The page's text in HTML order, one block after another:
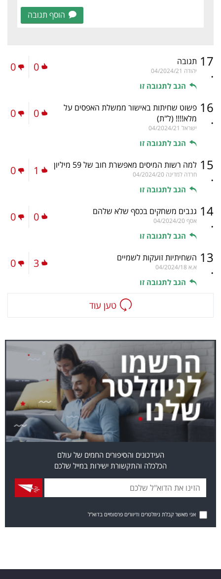
הוסף תגובה
17
.
תגובה
יהודה 04/2024/21
הגב לתגובה זו
0
0
16
.
פשוט שחיתות באישור ממשלת האפסים על
מלא!!!! (ל"ת)
ישראל 04/2024/21
הגב לתגובה זו
0
0
15
.
למה רשות המיסים מאפשרת חוב של 59 מיליון
חרדה למדינה 04/2024/20
הגב לתגובה זו
1
0
14
.
גנבים משחקים בכסף שלא שלהם
אסף 04/2024/20
הגב לתגובה זו
0
0
13
.
השחיתיות זועקות לשמיים
א.א 04/2024/18
הגב לתגובה זו
3
0
טען עוד
העידכונים והסיפורים החמים של עולם
הכלכלה והתקשורת ישירות במייל שלכם
אני מאשר קבלת ניוזלטרים ודיוורים פרסומיים בדוא"ל